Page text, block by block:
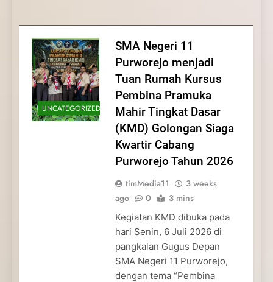
dan Pengabdian Generasi
Pramuka
Pramuka
Kepedulian
UNCATEGORIZED
SMA Negeri 11
Purworejo menjadi
Tuan Rumah Kursus
Pembina Pramuka
Mahir Tingkat Dasar
(KMD) Golongan Siaga
Kwartir Cabang
Purworejo Tahun 2026
timMedia11
3 weeks
ago
0 3 mins
Kegiatan KMD dibuka pada
hari Senin, 6 Juli 2026 di
pangkalan Gugus Depan
SMA Negeri 11 Purworejo,
dengan tema “Pembina